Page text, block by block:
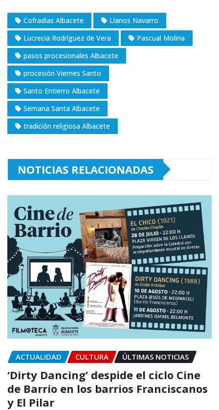
Cofradías Albacete
Llanos Navarro
Lucrecia Rodríguez de Vera
Pascual Molina
pasos procesionales Albacete
procesión Viernes Santo
Santo Entierro Albacete
Semana Santa Albacete
tradición religiosa Albacete
NOTICIAS RELACIONADAS
ACTUALIDAD CULTURA ÚLTIMAS NOTICIAS
‘Dirty Dancing’ despide el ciclo Cine
de Barrio en los barrios Franciscanos
y El Pilar